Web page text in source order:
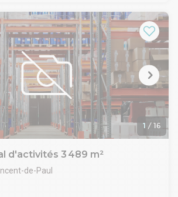
/ locaux sociaux
n'hésitez pas à nous contacter au
serons ravis de vous accompagner
en vous présentant la solution
1 / 16
d'activités 3 489 m²
de-Paul
(33)